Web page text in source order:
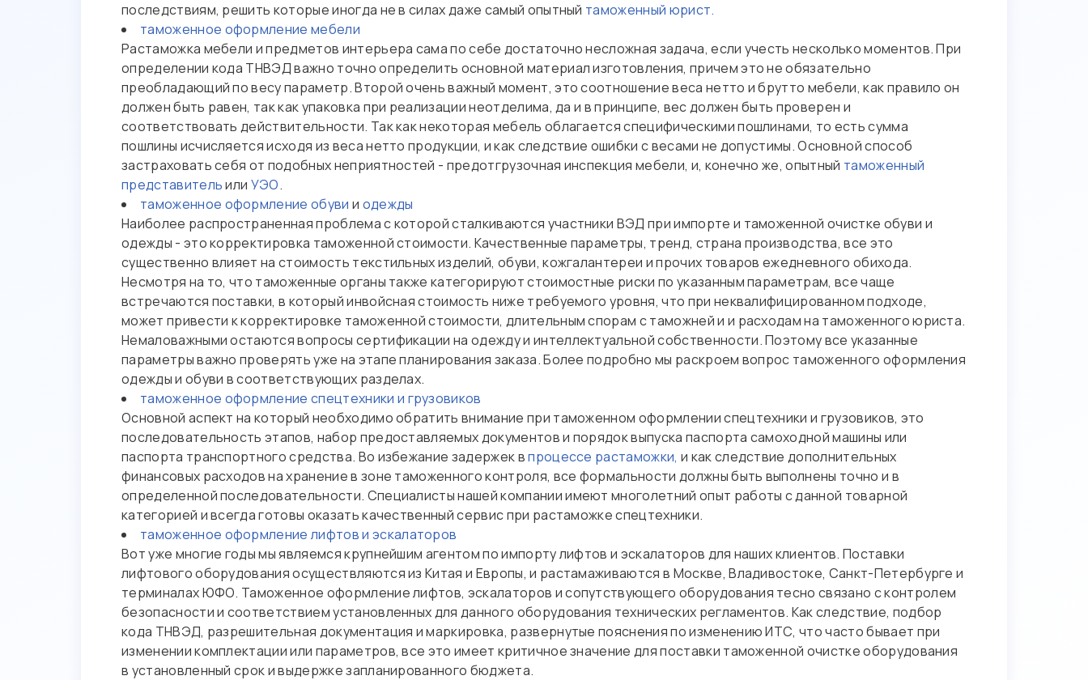
последствиям, решить которые иногда не в силах даже самый опытный таможенный юрист.
таможенное оформление мебели
Растаможка мебели и предметов интерьера сама по себе достаточно несложная задача, если учесть несколько моментов. При
определении кода ТНВЭД важно точно определить основной материал изготовления, причем это не обязательно
преобладающий по весу параметр. Второй очень важный момент, это соотношение веса нетто и брутто мебели, как правило он
должен быть равен, так как упаковка при реализации неотделима, да и в принципе, вес должен быть проверен и
соответствовать действительности. Так как некоторая мебель облагается специфическими пошлинами, то есть сумма
пошлины исчисляется исходя из веса нетто продукции, и как следствие ошибки с весами не допустимы. Основной способ
застраховать себя от подобных неприятностей - предотгрузочная инспекция мебели, и, конечно же, опытный таможенный
представительили УЭО.
таможенное оформление обуви и одежды
Наиболее распространенная проблема с которой сталкиваются участники ВЭД при импорте и таможенной очистке обуви и
одежды - это корректировка таможенной стоимости. Качественные параметры, тренд, страна производства, все это
существенно влияет на стоимость текстильных изделий, обуви, кожгалантереи и прочих товаров ежедневного обихода.
Несмотря на то, что таможенные органы также категорируют стоимостные риски по указанным параметрам, все чаще
встречаются поставки, в который инвойсная стоимость ниже требуемого уровня, что при неквалифицированном подходе,
может привести к корректировке таможенной стоимости, длительным спорам с таможней и и расходам на таможенного юриста.
Немаловажными остаются вопросы сертификации на одежду и интеллектуальной собственности. Поэтому все указанные
параметры важно проверять уже на этапе планирования заказа. Более подробно мы раскроем вопрос таможенного оформления
одежды и обуви в соответствующих разделах.
таможенное оформление спецтехники и грузовиков
Основной аспект на который необходимо обратить внимание при таможенном оформлении спецтехники и грузовиков, это
последовательность этапов, набор предоставляемых документов и порядок выпуска паспорта самоходной машины или
паспорта транспортного средства. Во избежание задержек впроцессе растаможки, и как следствие дополнительных
финансовых расходов на хранение в зоне таможенного контроля, все формальности должны быть выполнены точно и в
определенной последовательности. Специалисты нашей компании имеют многолетний опыт работы с данной товарной
категорией и всегда готовы оказать качественный сервис при растаможке спецтехники.
таможенное оформление лифтов и эскалаторов
Вот уже многие годы мы являемся крупнейшим агентом по импорту лифтов и эскалаторов для наших клиентов. Поставки
лифтового оборудования осуществляются из Китая и Европы, и растамаживаются в Москве, Владивостоке, Санкт-Петербурге и
терминалах ЮФО. Таможенное оформление лифтов, эскалаторов и сопутствующего оборудования тесно связано с контролем
безопасности и соответствием установленных для данного оборудования технических регламентов. Как следствие, подбор
кода ТНВЭД, разрешительная документация и маркировка, развернутые пояснения по изменению ИТС, что часто бывает при
изменении комплектации или параметров, все это имеет критичное значение для поставки таможенной очистке оборудования
в установленный срок и выдержке запланированного бюджета.